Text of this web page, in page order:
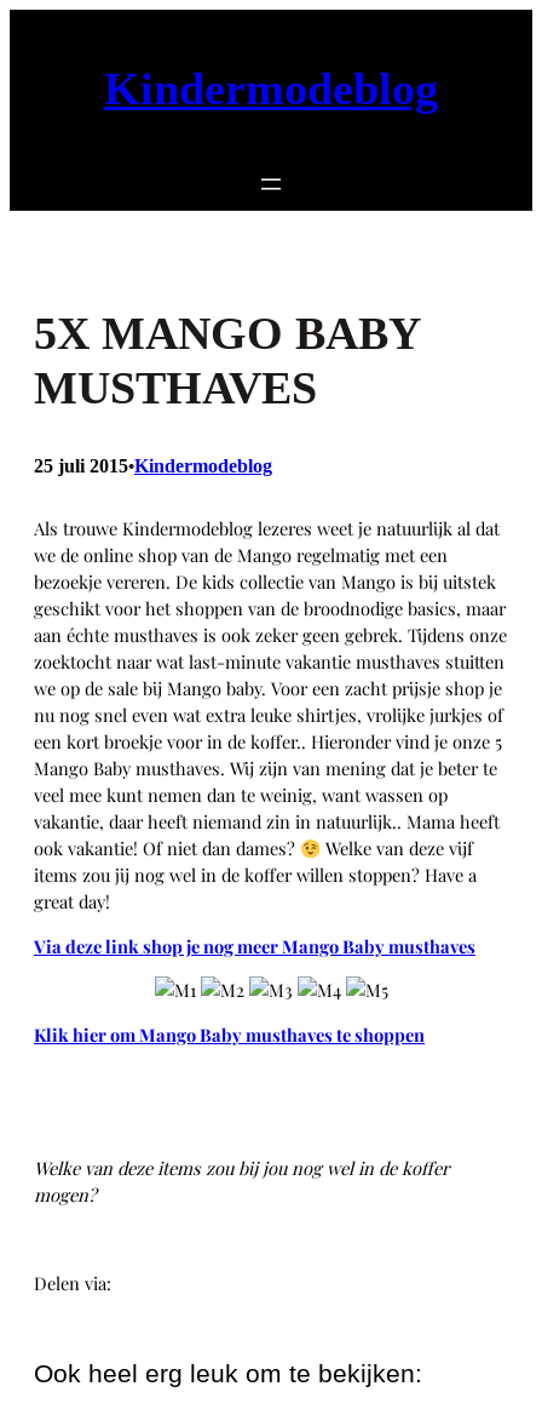
Kindermodeblog
5X MANGO BABY
MUSTHAVES
25 juli 2015•Kindermodeblog
Als trouwe Kindermodeblog lezeres weet je natuurlijk al dat
we de online shop van de Mango regelmatig met een
bezoekje vereren. De kids collectie van Mango is bij uitstek
geschikt voor het shoppen van de broodnodige basics, maar
aan échte musthaves is ook zeker geen gebrek. Tijdens onze
zoektocht naar wat last-minute vakantie musthaves stuitten
we op de sale bij Mango baby. Voor een zacht prijsje shop je
nu nog snel even wat extra leuke shirtjes, vrolijke jurkjes of
een kort broekje voor in de koffer.. Hieronder vind je onze 5
Mango Baby musthaves. Wij zijn van mening dat je beter te
veel mee kunt nemen dan te weinig, want wassen op
vakantie, daar heeft niemand zin in natuurlijk.. Mama heeft
ook vakantie! Of niet dan dames?
Welke van deze vijf
items zou jij nog wel in de koffer willen stoppen? Have a
great day!
Via deze link shop je nog meer Mango Baby musthaves
Klik hier om Mango Baby musthaves te shoppen
Welke van deze items zou bij jou nog wel in de koffer
mogen?
Delen via:
Ook heel erg leuk om te bekijken: